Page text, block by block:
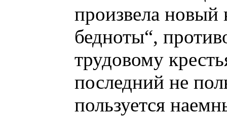
произвела новый
бедноты“,
трудовому
последний не
пользуется